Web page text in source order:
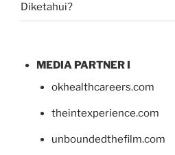
Diketahui?
MEDIA PARTNER I
okhealthcareers.com
theintexperience.com
unboundedthefilm.com